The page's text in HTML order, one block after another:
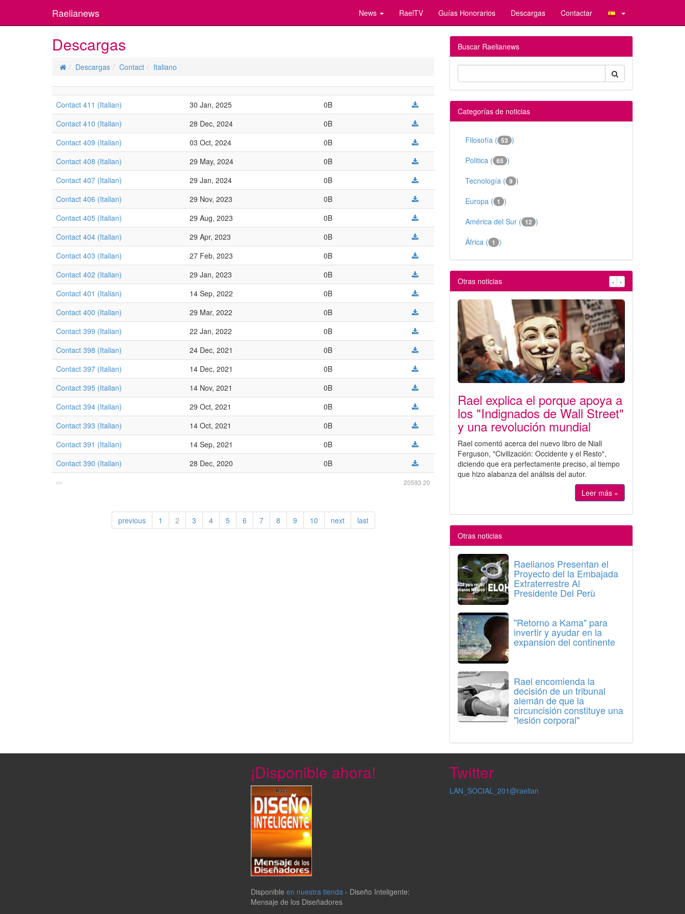
Raelianews News RaelTV Guías Honorarios Descargas Contactar
Descargas
Descargas Contact Italiano
Contact 411 (Italian) 30 Jan, 2025
0B
Contact 410 (Italian)
28 Dec, 2024
0B
Contact 409 (Italian)
03 Oct, 2024
0B
Contact 408 (Italian)
29 May, 2024
0B
Contact 407 (Italian)
29 Jan, 2024
0B
Contact 406 (Italian)
29 Nov, 2023
0B
Contact 405 (Italian)
29 Aug, 2023
0B
Contact 404 (Italian)
29 Apr, 2023
0B
Contact 403 (Italian)
27 Feb, 2023
0B
Contact 402 (Italian)
29 Jan, 2023
0B
Contact 401 (Italian)
14 Sep, 2022
0B
Contact 400 (Italian)
29 Mar, 2022
0B
Contact 399 (Italian)
22 Jan, 2022
0B
Contact 398 (Italian)
24 Dec, 2021
0B
Contact 397 (Italian)
14 Dec, 2021
0B
Contact 395 (Italian)
14 Nov, 2021
0B
Contact 394 (Italian)
29 Oct, 2021
0B
Contact 393 (Italian)
14 Oct, 2021
0B
Contact 391 (Italian)
14 Sep, 2021
0B
Contact 390 (Italian)
28 Dec, 2020 0B
20593 20
previous 1 2 3 4 5 6 7 8 9 10 next last
Buscar Raelianews
Categorías de noticias
Filosofía ( 53 )
Politica ( 65 )
Tecnología ( 9 )
Europa ( 1 )
América del Sur ( 12 )
África ( 1 )
Otras noticias ‹ ›
Rael explica el porque apoya a
los "Indignados de Wall Street"
y una revolución mundial
Rael comentó acerca del nuevo libro de Niall
Ferguson, "Civilización: Occidente y el Resto",
diciendo que era perfectamente preciso, al tiempo
que hizo alabanza del análisis del autor.
Leer más »
Otras noticias
Raelianos Presentan el
Proyecto del la Embajada
Extraterrestre Al
Presidente Del Perù
"Retorno a Kama" para
invertir y ayudar en la
expansion del continente
Rael encomienda la
decisión de un tribunal
alemán de que la
circuncisión constituye una
"lesión corporal"
¡Disponible ahora!
Disponible en nuestra tienda - Diseño Inteligente:
Mensaje de los Diseñadores
Twitter
LAN_SOCIAL_201@raelian